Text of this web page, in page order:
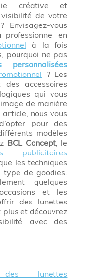
créative et
de votre
vous
professionnel en
à la fois
pourquoi ne pas
personnalisées
? Les
des accessoires
qui vous
de manière
nous vous
pour des
modèles
BCL Concept, le
publicitaires
les techniques
de goodies.
quelques
et les
des lunettes
plus et découvrez
avec des
lunettes